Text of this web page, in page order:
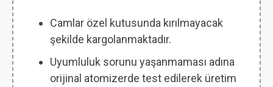
Camlar özel kutusunda kırılmayacak
şekilde kargolanmaktadır.
Uyumluluk sorunu yaşanmaması adına
orijinal atomizerde test edilerek üretim